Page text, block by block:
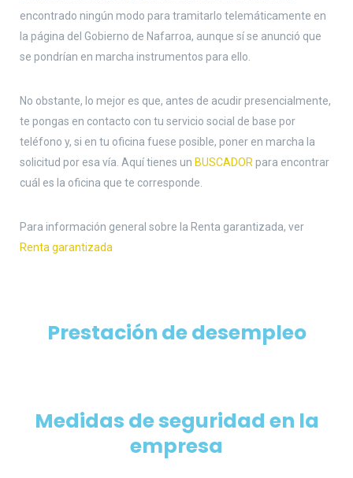
encontrado ningún modo para tramitarlo telemáticamente en
la página del Gobierno de Nafarroa, aunque sí se anunció que
se pondrían en marcha instrumentos para ello.
No obstante, lo mejor es que, antes de acudir presencialmente,
te pongas en contacto con tu servicio social de base por
teléfono y, si en tu oficina fuese posible, poner en marcha la
solicitud por esa vía. Aquí tienes un BUSCADOR para encontrar
cuál es la oficina que te corresponde.
Para información general sobre la Renta garantizada, ver
Renta garantizada
Prestación de desempleo
Medidas de seguridad en la
empresa